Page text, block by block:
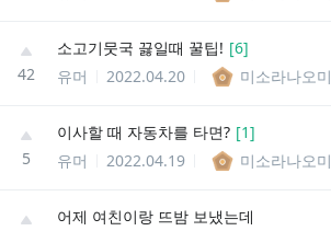
42
소고기뭇국 끓일때 꿀팁! [6]
유머
2022.04.20 미소라나오미
5
이사할 때 자동차를 타면? [1]
유머
2022.04.19 미소라나오미
어제 여친이랑 뜨밤 보냈는데